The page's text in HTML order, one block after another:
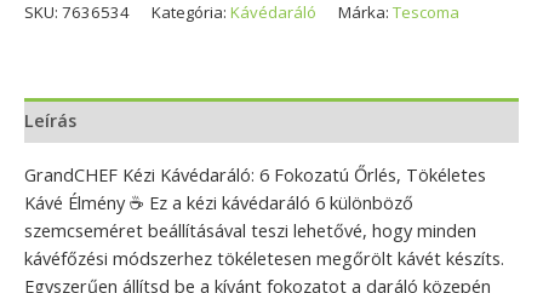
SKU: 7636534 Kategória: Kávédaráló Márka: Tescoma
Leírás
GrandCHEF Kézi Kávédaráló: 6 Fokozatú Őrlés, Tökéletes
Kávé Élmény ☕ Ez a kézi kávédaráló 6 különböző
szemcseméret beállításával teszi lehetővé, hogy minden
kávéfőzési módszerhez tökéletesen megőrölt kávét készíts.
Egyszerűen állítsd be a kívánt fokozatot a daráló közepén